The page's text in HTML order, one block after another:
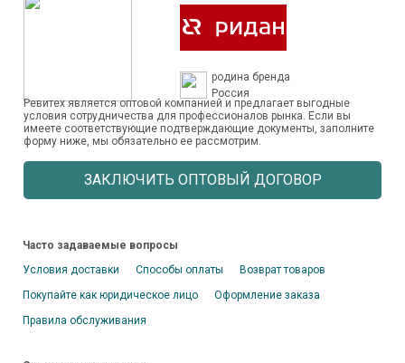
родина бренда
Россия
Ревитех является оптовой компанией и предлагает выгодные
условия сотрудничества для профессионалов рынка. Если вы
имеете соответствующие подтверждающие документы, заполните
форму ниже, мы обязательно ее рассмотрим.
ЗАКЛЮЧИТЬ ОПТОВЫЙ ДОГОВОР
Часто задаваемые вопросы
Условия доставки
Способы оплаты
Возврат товаров
Покупайте как юридическое лицо
Оформление заказа
Правила обслуживания